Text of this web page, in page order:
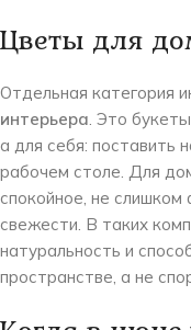
Цветы для
Отдельная категория
интерьера. Это
а для себя: поставить
рабочем столе. Для
спокойное, не
свежести. В таких
натуральность и
пространстве, а не